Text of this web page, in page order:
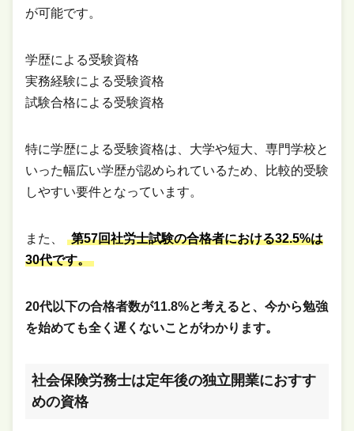
が可能です。
学歴による受験資格
実務経験による受験資格
試験合格による受験資格
特に学歴による受験資格は、大学や短大、専門学校と
いった幅広い学歴が認められているため、比較的受験
しやすい要件となっています。
また、
第57回社労士試験の合格者における32.5%は
30代です。
20代以下の合格者数が11.8%と考えると、今から勉強
を始めても全く遅くないことがわかります。
社会保険労務士は定年後の独立開業におすす
めの資格